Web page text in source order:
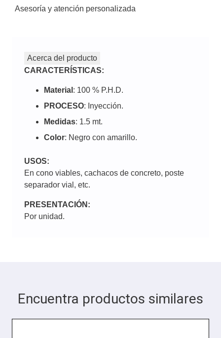
Asesoría y atención personalizada
Acerca del producto
CARACTERÍSTICAS:
Material : 100 % P.H.D.
PROCESO: Inyección.
Medidas: 1.5 mt.
Color: Negro con amarillo.
USOS:
En cono viables, cachacos de concreto, poste
separador vial, etc.
PRESENTACIÓN:
Por unidad.
Encuentra productos similares